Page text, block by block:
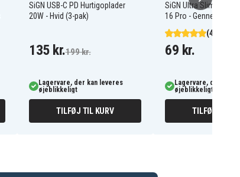
SiGN USB-C PD Hurtigoplader
20W - Hvid (3-pak)
135 kr.199 kr.
Lagervare, der kan leveres
øjeblikkeligt
TILFØJ TIL KURV
SiGN Ultra Slim Cover
16 Pro - Gennemsigtig
(4)
69 kr.
Lagervare, der kan
øjeblikkeligt
TILFØJ TIL